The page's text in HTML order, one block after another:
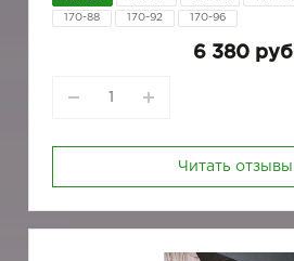
170-88 170-92 170-96
6 380 руб
Читать отзывы